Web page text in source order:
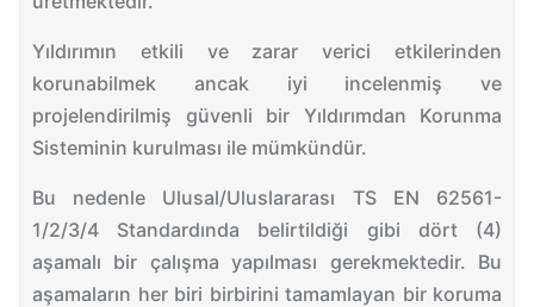
Yıldırımın etkili ve zarar verici etkilerinden
korunabilmek ancak iyi incelenmiş ve
projelendirilmiş güvenli bir Yıldırımdan Korunma
Sisteminin kurulması ile mümkündür.
Bu nedenle Ulusal/Uluslararası TS EN 62561-
1/2/3/4 Standardında belirtildiği gibi dört (4)
aşamalı bir çalışma yapılması gerekmektedir. Bu
aşamaların her biri birbirini tamamlayan bir koruma